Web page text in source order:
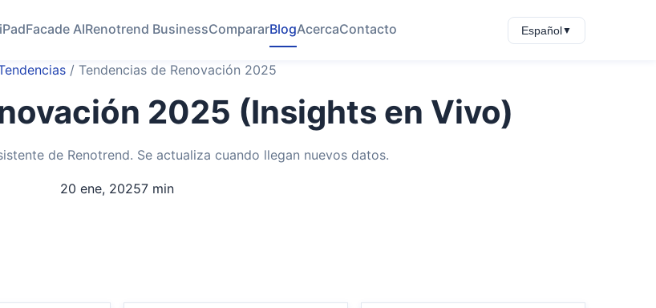
Facade AIRenotrend BusinessCompararBlogAcercaContacto Español▼
/ Tendencias de Renovación 2025
2025 (Insights en Vivo)
de Renotrend. Se actualiza cuando llegan nuevos datos.
20 ene, 20257 min